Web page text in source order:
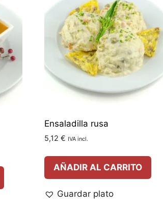
Ensaladilla rusa
5,12 € IVA incl.
AÑADIR AL CARRITO
Guardar plato